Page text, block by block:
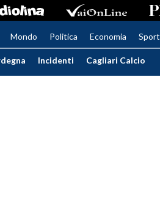
Mondo Politica Economia Sport
Incidenti Cagliari Calcio